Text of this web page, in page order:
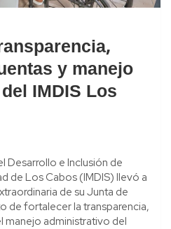
y manejo
IMDIS Los
Desarrollo e Inclusión de
de Los Cabos (IMDIS) llevó a
de su Junta de
de fortalecer la transparencia,
manejo administrativo del